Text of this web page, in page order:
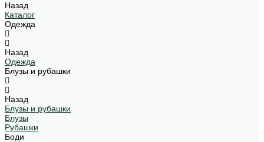
Назад
Каталог
Одежда
Назад
Одежда
Блузы и рубашки
Назад
Блузы и рубашки
Блузы
Рубашки
Боди